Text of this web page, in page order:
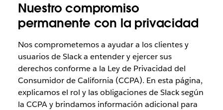
Nuestro compromiso
permanente con la privacidad
Nos comprometemos a ayudar a los clientes y
usuarios de Slack a entender y ejercer sus
derechos conforme a la Ley de Privacidad del
Consumidor de California (CCPA). En esta página,
explicamos el rol y las obligaciones de Slack según
la CCPA y brindamos información adicional para